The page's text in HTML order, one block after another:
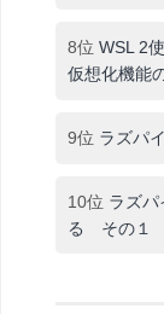
8位 WSL 2
仮想化機能
9位 ラズパ
10位 ラズパ
る その１